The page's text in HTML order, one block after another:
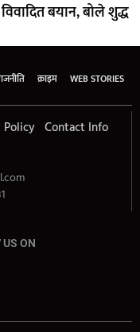
बयान, बोले शुद्ध
क्राइम WEB STORIES
Policy Contact Info
US ON